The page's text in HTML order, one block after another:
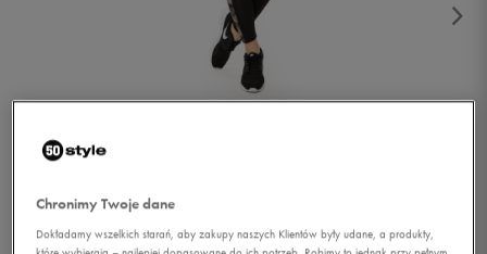
Chronimy Twoje dane
Dokładamy wszelkich starań, aby zakupy naszych Klientów były udane, a produkty,